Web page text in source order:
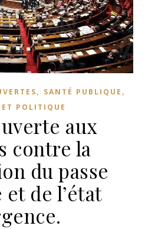
, SANTÉ PUBLIQUE ,
ET POLITIQUE
aux
contre la
du passe
de l’état